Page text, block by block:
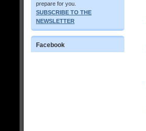
prepare for you.
SUBSCRIBE TO THE
NEWSLETTER
Facebook